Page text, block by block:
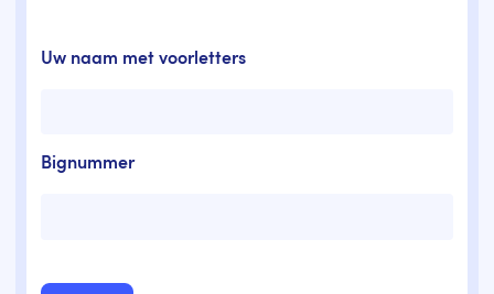
Uw naam met voorletters
Bignummer